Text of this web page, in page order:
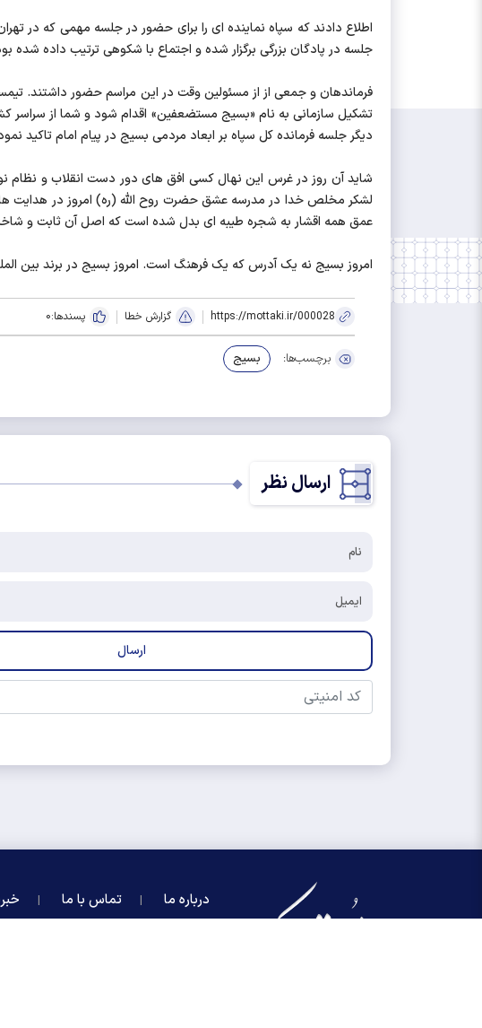
اطلاع دادند که سپاه نماینده ای را برای حضور در جلسه مهمی که در
جلسه در پادگان بزرگی برگزار شده و اجتماع با شکوهی ترتیب داده شده
فرماندهان و جمعی از از مسئولین وقت در این مراسم حضور داشتند.
تشکیل سازمانی به نام «بسیج مستضعفین» اقدام شود و شما از سراسر
دیگر جلسه فرمانده کل سپاه بر ابعاد مردمی بسیج در پیام امام تاکید
شاید آن روز در غرس این نهال کسی افق های دور دست انقلاب و نظام
لشکر مخلص خدا در مدرسه عشق حضرت روح الله (ره) امروز در هدایت
عمق همه اقشار به شجره طیبه ای بدل شده است که اصل آن ثابت و
امروز بسیج نه یک آدرس که یک فرهنگ است. امروز بسیج در برند بین المللی آن به مقاومت
https://mottaki.ir/000028 گزارش خطا پسندها:0
برچسب‌ها: بسیج
ارسال نظر
درباره ما تماس با ما